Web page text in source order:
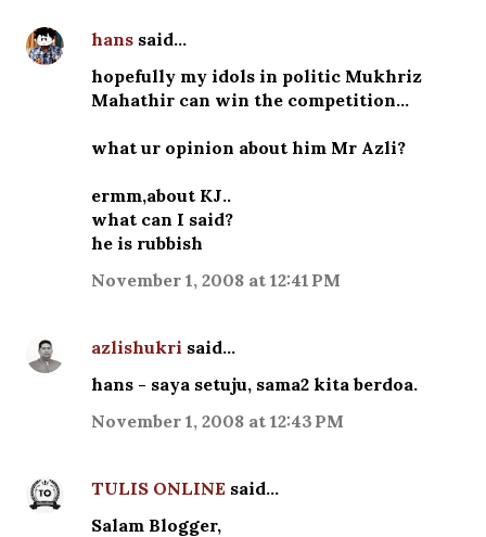
hans said…
hopefully my idols in politic Mukhriz
Mahathir can win the competition...
what ur opinion about him Mr Azli?
ermm,about KJ..
what can I said?
he is rubbish
November 1, 2008 at 12:41 PM
azlishukri said…
hans - saya setuju, sama2 kita berdoa.
November 1, 2008 at 12:43 PM
TULIS ONLINE said…
Salam Blogger,